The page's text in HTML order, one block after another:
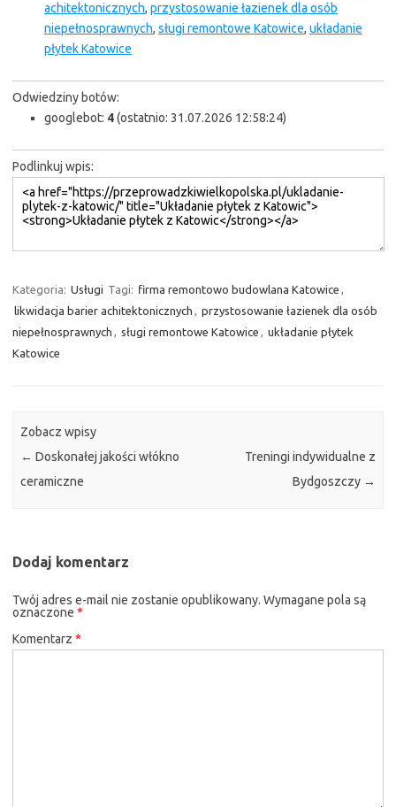
achitektonicznych, przystosowanie łazienek dla osób
niepełnosprawnych, sługi remontowe Katowice, układanie
płytek Katowice
Odwiedziny botów:
googlebot: 4(ostatnio: 31.07.2026 12:58:24)
Podlinkuj wpis:
Kategoria: Usługi Tagi: firma remontowo budowlana Katowice ,
likwidacja barier achitektonicznych , przystosowanie łazienek dla osób
niepełnosprawnych , sługi remontowe Katowice , układanie płytek
Katowice
Zobacz wpisy
← Doskonałej jakości włókno
ceramiczne
Treningi indywidualne z
Bydgoszczy →
Dodaj komentarz
Twój adres e-mail nie zostanie opublikowany. Wymagane pola są
oznaczone *
Komentarz *